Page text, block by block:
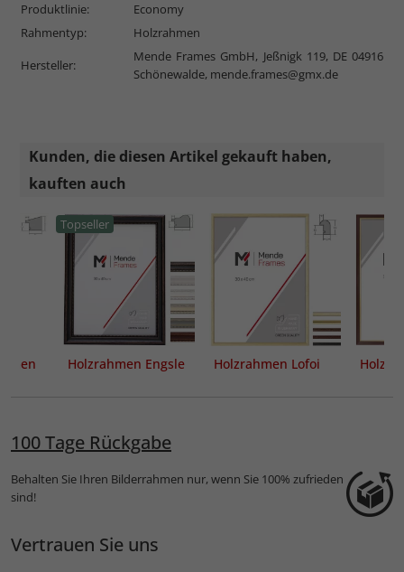
Produktlinie:
Economy
Rahmentyp:
Holzrahmen
Hersteller:
Mende Frames GmbH, Jeßnigk 119, DE 04916
Schönewalde, mende.frames@gmx.de
Kunden, die diesen Artikel gekauft haben,
kauften auch
Topseller
Holzrahmen Engsle Holzrahmen Lofoi
100 Tage Rückgabe
Behalten Sie Ihren Bilderrahmen nur, wenn Sie 100% zufrieden
sind!
Vertrauen Sie uns